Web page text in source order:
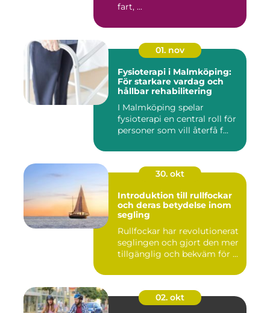
fart, ...
01. nov
Fysioterapi i Malmköping:
För starkare vardag och
hållbar rehabilitering
I Malmköping spelar
fysioterapi en central roll för
personer som vill återfå f...
30. okt
Introduktion till rullfockar
och deras betydelse inom
segling
Rullfockar har revolutionerat
seglingen och gjort den mer
tillgänglig och bekväm för ...
02. okt